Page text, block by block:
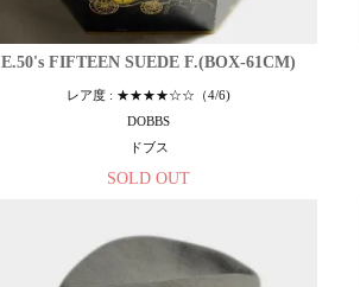
E.50's FIFTEEN SUEDE F.(BOX-61CM)
レア度 : ★★★★☆☆（4/6)
DOBBS
ドブス
SOLD OUT